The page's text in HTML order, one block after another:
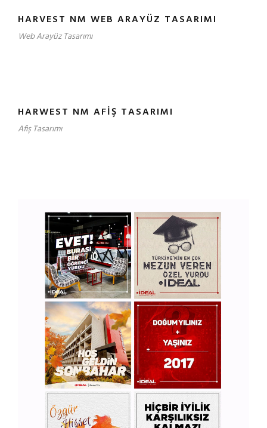
HARVEST NM WEB ARAYÜZ TASARIMI
Web Arayüz Tasarımı
HARWEST NM AFIŞ TASARIMI
Afiş Tasarımı